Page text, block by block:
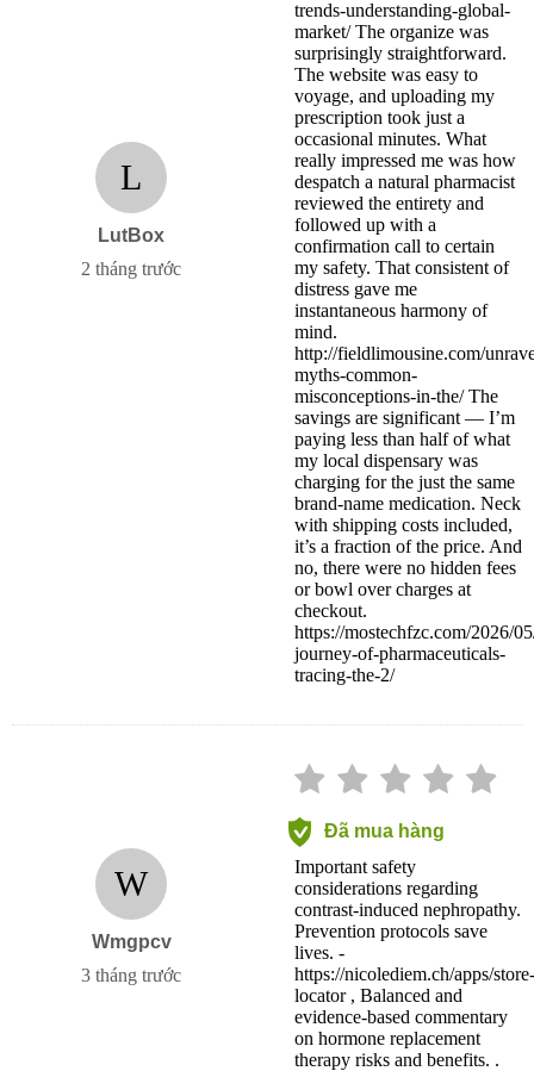
L
LutBox
2 tháng trước
trends-understanding-global-
market/ The organize was
surprisingly straightforward.
The website was easy to
voyage, and uploading my
prescription took just a
occasional minutes. What
really impressed me was how
despatch a natural pharmacist
reviewed the entirety and
followed up with a
confirmation call to certain
my safety. That consistent of
distress gave me
instantaneous harmony of
mind.
http://fieldlimousine.com/
myths-common-
misconceptions-in-the/ The
savings are significant — I’m
paying less than half of what
my local dispensary was
charging for the just the same
brand-name medication. Neck
with shipping costs included,
it’s a fraction of the price. And
no, there were no hidden fees
or bowl over charges at
checkout.
https://mostechfzc.com/2026/
journey-of-pharmaceuticals-
tracing-the-2/
W
Wmgpcv
3 tháng trước
Đã mua hàng
Important safety
considerations regarding
contrast-induced nephropathy.
Prevention protocols save
lives. -
https://nicolediem.ch/apps/store-
locator , Balanced and
evidence-based commentary
on hormone replacement
therapy risks and benefits. .